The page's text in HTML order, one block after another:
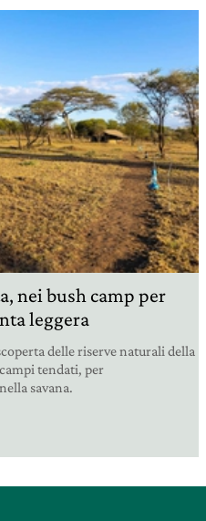
nei bush camp per
leggera
delle riserve naturali della
tendati, per
savana.